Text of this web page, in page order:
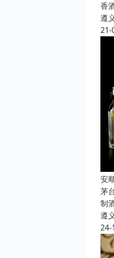
香
遵
21-
安
茅
制
遵
24-